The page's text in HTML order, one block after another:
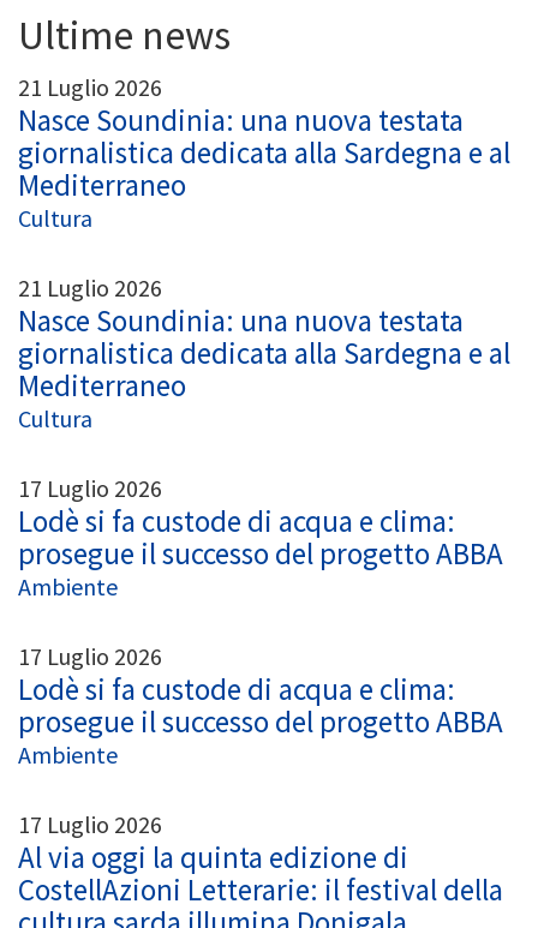
Ultime news
21 Luglio 2026
Nasce Soundinia: una nuova testata
giornalistica dedicata alla Sardegna e al
Mediterraneo
Cultura
21 Luglio 2026
Nasce Soundinia: una nuova testata
giornalistica dedicata alla Sardegna e al
Mediterraneo
Cultura
17 Luglio 2026
Lodè si fa custode di acqua e clima:
prosegue il successo del progetto ABBA
Ambiente
17 Luglio 2026
Lodè si fa custode di acqua e clima:
prosegue il successo del progetto ABBA
Ambiente
17 Luglio 2026
Al via oggi la quinta edizione di
CostellAzioni Letterarie: il festival della